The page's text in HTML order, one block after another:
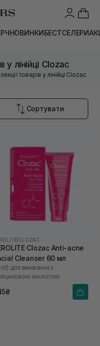
НОВИНКИБЕСТСЕЛЕРИ
у лінійці Clozac
товарів у лінійці Clozac
Сортувати
CLOZAC
Clozac Anti-acne
Cleanser 60 мл
для вмивання з
кислотою